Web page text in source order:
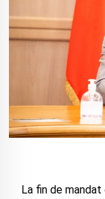
La fin de